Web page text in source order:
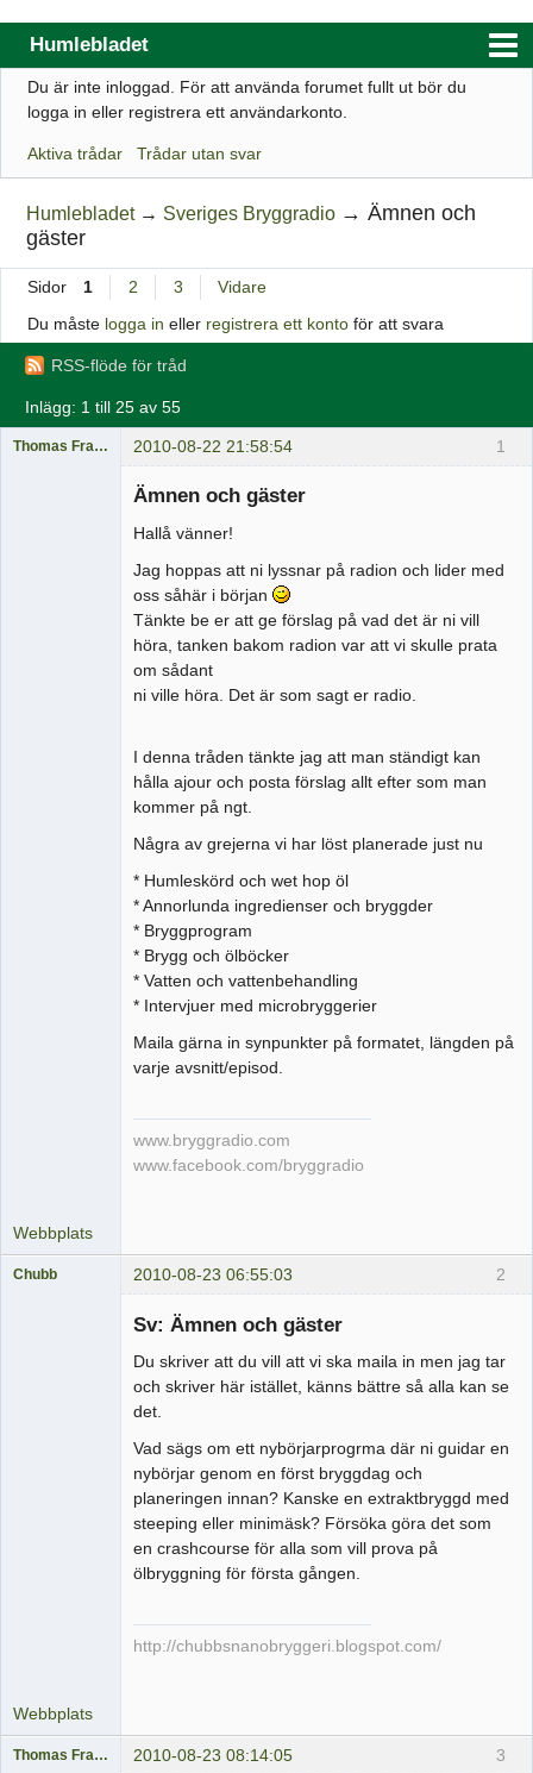
Humlebladet
Index
Regler
Sök
Registrera ett konto
Webbutik
Du är inte inloggad. För att använda forumet fullt ut bör du
logga in eller registrera ett användarkonto.
Aktiva trådar Trådar utan svar
Humlebladet → Sveriges Bryggradio →Ämnen och
gäster
Sidor 1 2 3
Vidare
Du måste logga in eller registrera ett kontoför att svara
RSS-flöde för tråd
Inlägg: 1 till 25 av 55
1
Thomas Fransson 2010-08-22 21:58:54
Ämnen och gäster
Hallå vänner!
Jag hoppas att ni lyssnar på radion och lider med
oss såhär i början
Tänkte be er att ge förslag på vad det är ni vill
höra, tanken bakom radion var att vi skulle prata
om sådant
ni ville höra. Det är som sagt er radio.
I denna tråden tänkte jag att man ständigt kan
hålla ajour och posta förslag allt efter som man
kommer på ngt.
Några av grejerna vi har löst planerade just nu
* Humleskörd och wet hop öl
* Annorlunda ingredienser och bryggder
* Bryggprogram
* Brygg och ölböcker
* Vatten och vattenbehandling
* Intervjuer med microbryggerier
Maila gärna in synpunkter på formatet, längden på
varje avsnitt/episod.
www.bryggradio.com
www.facebook.com/bryggradio
Webbplats
2
Chubb 2010-08-23 06:55:03
Sv: Ämnen och gäster
Du skriver att du vill att vi ska maila in men jag tar
och skriver här istället, känns bättre så alla kan se
det.
Vad sägs om ett nybörjarprogrma där ni guidar en
nybörjar genom en först bryggdag och
planeringen innan? Kanske en extraktbryggd med
steeping eller minimäsk? Försöka göra det som
en crashcourse för alla som vill prova på
ölbryggning för första gången.
http://chubbsnanobryggeri.blogspot.com/
Webbplats
3
Thomas Fransson 2010-08-23 08:14:05